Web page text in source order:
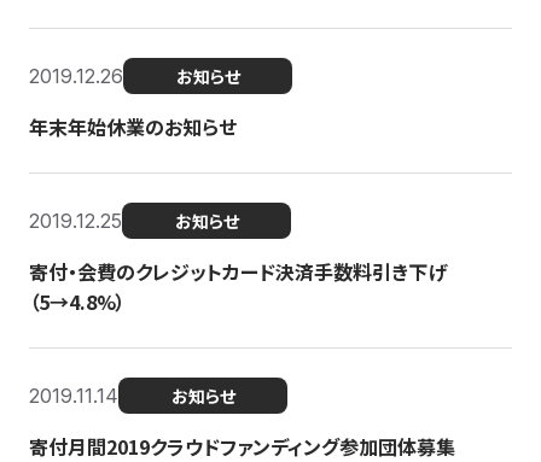
2019.12.26 お知らせ
年末年始休業のお知らせ
2019.12.25 お知らせ
寄付・会費のクレジットカード決済手数料引き下げ
（5→4.8%）
2019.11.14 お知らせ
寄付月間2019クラウドファンディング参加団体募集